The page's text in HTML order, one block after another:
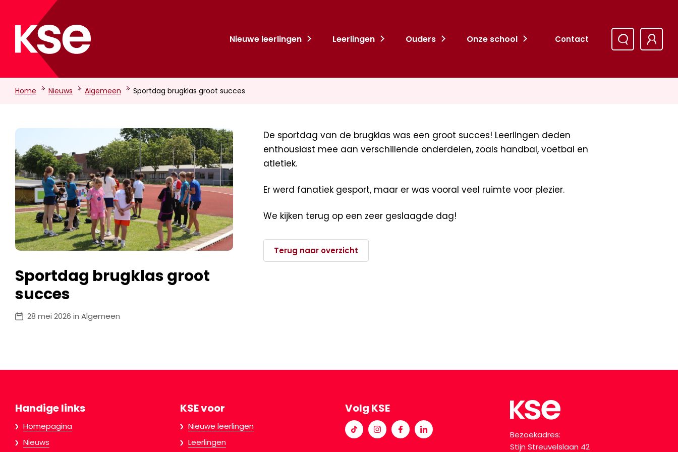
Nieuwe leerlingen Leerlingen Ouders Onze school Contact
Home -Nieuws -Algemeen -Sportdag brugklas groot succes
Sportdag brugklas groot
succes
28 mei 2026 in Algemeen
De sportdag van de brugklas was een groot succes! Leerlingen deden
enthousiast mee aan verschillende onderdelen, zoals handbal, voetbal en
atletiek.
Er werd fanatiek gesport, maar er was vooral veel ruimte voor plezier.
We kijken terug op een zeer geslaagde dag!
Terug naar overzicht
Handige links
Homepagina
Nieuws
KSE voor
Nieuwe leerlingen
Leerlingen
Volg KSE
Bezoekadres:
Stijn Streuvelslaan 42